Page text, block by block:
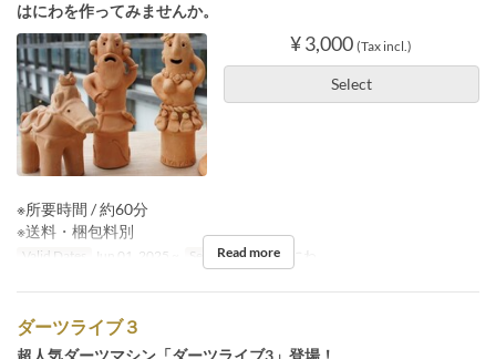
はにわを作ってみませんか。
¥ 3,000 (Tax incl.)
Select
※所要時間 / 約60分
※送料・梱包料別
Valid Dates Jun 01, 2025 ~ Seat Category はにわ
Read more
ダーツライブ３